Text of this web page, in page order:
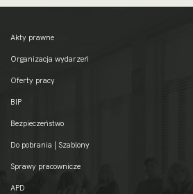
Akty prawne
Organizacja wydarzeń
Oferty pracy
BIP
Bezpieczeństwo
Do pobrania | Szablony
Sprawy pracownicze
APD